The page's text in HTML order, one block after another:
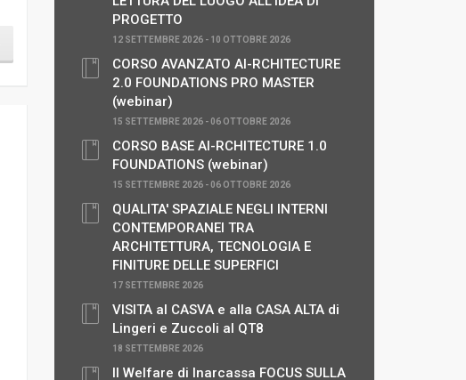
PROGETTO
12 SETTEMBRE 2026 - 10 OTTOBRE 2026
CORSO AVANZATO AI-RCHITECTURE
2.0 FOUNDATIONS PRO MASTER
(webinar)
15 SETTEMBRE 2026 - 06 OTTOBRE 2026
CORSO BASE AI-RCHITECTURE 1.0
FOUNDATIONS (webinar)
15 SETTEMBRE 2026 - 06 OTTOBRE 2026
QUALITA' SPAZIALE NEGLI INTERNI
CONTEMPORANEI TRA
ARCHITETTURA, TECNOLOGIA E
FINITURE DELLE SUPERFICI
17 SETTEMBRE 2026
VISITA al CASVA e alla CASA ALTA di
Lingeri e Zuccoli al QT8
18 SETTEMBRE 2026
Il Welfare di Inarcassa FOCUS SULLA